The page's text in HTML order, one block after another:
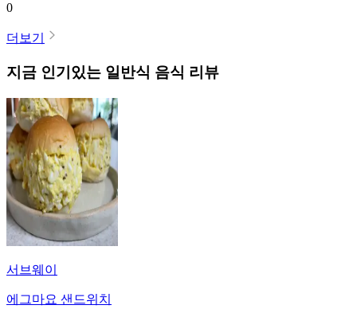
0
더보기
지금 인기있는 일반식 음식 리뷰
서브웨이
에그마요 샌드위치